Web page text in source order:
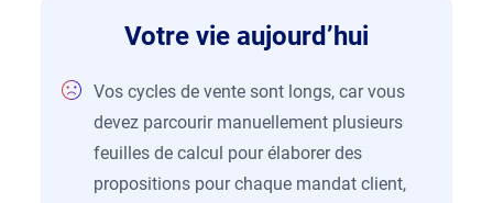
Votre vie aujourd’hui
Vos cycles de vente sont longs, car vous
devez parcourir manuellement plusieurs
feuilles de calcul pour élaborer des
propositions pour chaque mandat client,